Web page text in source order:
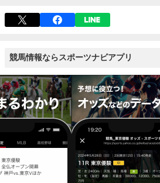
競馬情報ならスポーツナビアプリ